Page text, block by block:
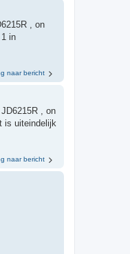
, on
in
naar bericht
, on
is uiteindelijk
naar bericht